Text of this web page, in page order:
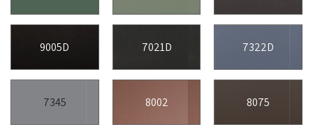
7322D
7021D
9005D
8075
8002
7345